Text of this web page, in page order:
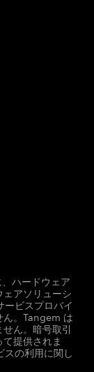
ハードウェア
アソリューシ
ビスプロバイ
ん。Tangem は
ん。暗号取引
提供されま
の利用に関し